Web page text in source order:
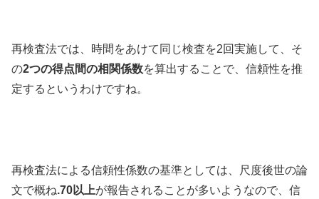
再検査法では、時間をあけて同じ検査を2回実施して、そ
の2つの得点間の相関係数を算出することで、信頼性を推
定するというわけですね。
再検査法による信頼性係数の基準としては、尺度後世の論
文で概ね.70以上が報告されることが多いようなので、信